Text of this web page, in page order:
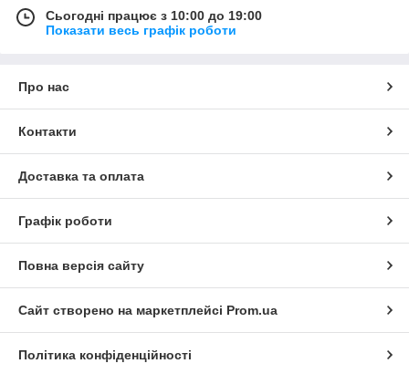
Сьогодні працює з 10:00 до 19:00
Показати весь графік роботи
Про нас
Контакти
Доставка та оплата
Графік роботи
Повна версія сайту
Сайт створено на маркетплейсі Prom.ua
Політика конфіденційності